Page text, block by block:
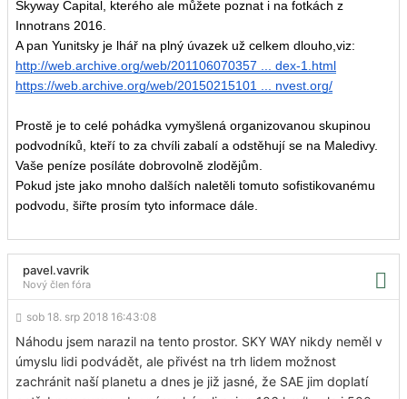
Skyway Capital, kterého ale můžete poznat i na fotkách z
Innotrans 2016.
A pan Yunitsky je lhář na plný úvazek už celkem dlouho,viz:
http://web.archive.org/web/201106070357 ... dex-1.html
https://web.archive.org/web/20150215101 ... nvest.org/
Prostě je to celé pohádka vymyšlená organizovanou skupinou
podvodníků, kteří to za chvíli zabalí a odstěhují se na Maledivy.
Vaše peníze posíláte dobrovolně zlodějům.
Pokud jste jako mnoho dalších naletěli tomuto sofistikovanému
podvodu, šiřte prosím tyto informace dále.
pavel.vavrik
Nový člen fóra
sob 18. srp 2018 16:43:08
Náhodu jsem narazil na tento prostor. SKY WAY nikdy neměl v
úmyslu lidi podvádět, ale přivést na trh lidem možnost
zachránit naší planetu a dnes je již jasné, že SAE jim doplatí